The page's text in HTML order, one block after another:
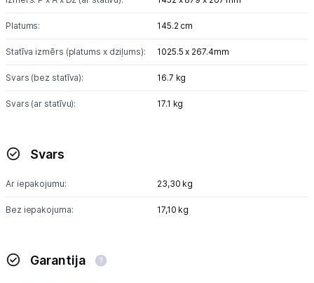
Platums: 145.2 cm
Statīva izmērs (platums x dziļums): 1025.5 x 267.4mm
Svars (bez statīva): 16.7 kg
Svars (ar statīvu): 17.1 kg
Svars
Ar iepakojumu: 23,30 kg
Bez iepakojuma: 17,10 kg
Garantija